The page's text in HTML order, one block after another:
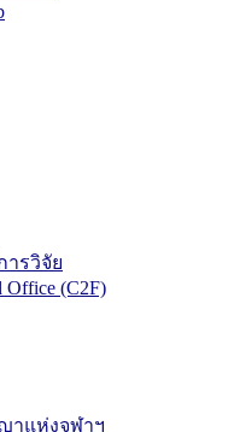
รวิจัย
Office (C2F)
าแห่งจุฬาฯ